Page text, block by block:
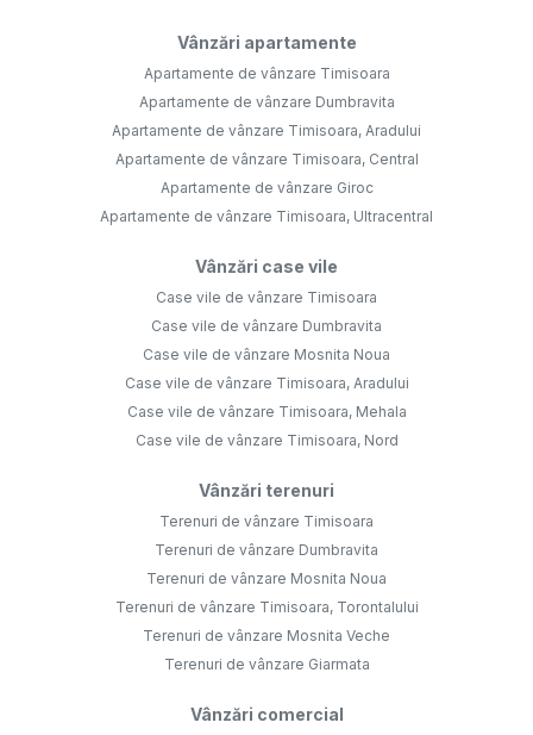
Vânzări apartamente
Apartamente de vânzare Timisoara
Apartamente de vânzare Dumbravita
Apartamente de vânzare Timisoara, Aradului
Apartamente de vânzare Timisoara, Central
Apartamente de vânzare Giroc
Apartamente de vânzare Timisoara, Ultracentral
Vânzări case vile
Case vile de vânzare Timisoara
Case vile de vânzare Dumbravita
Case vile de vânzare Mosnita Noua
Case vile de vânzare Timisoara, Aradului
Case vile de vânzare Timisoara, Mehala
Case vile de vânzare Timisoara, Nord
Vânzări terenuri
Terenuri de vânzare Timisoara
Terenuri de vânzare Dumbravita
Terenuri de vânzare Mosnita Noua
Terenuri de vânzare Timisoara, Torontalului
Terenuri de vânzare Mosnita Veche
Terenuri de vânzare Giarmata
Vânzări comercial